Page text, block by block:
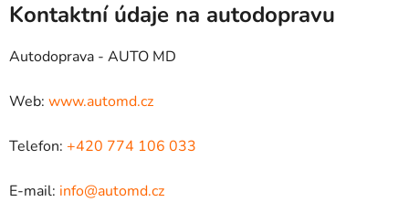
Kontaktní údaje na autodopravu
Autodoprava - AUTO MD
Web: www.automd.cz
Telefon: +420 774 106 033
E-mail: info@automd.cz